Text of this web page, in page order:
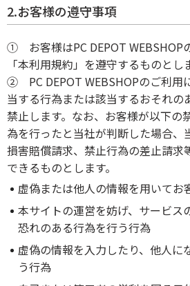
2.お客様の遵守事項
① お客様はPC DEPOT WEBSHOP
「本利用規約」を遵守するものとし
② PC DEPOT WEBSHOPのご利用
当する行為または該当するおそれの
禁止します。なお、お客様が以下の
為を行ったと当社が判断した場合、
損害賠償請求、禁止行為の差止請求
できるものとします。
虚偽または他人の情報を用いてお
本サイトの運営を妨げ、サービス
恐れのある行為を行う行為
虚偽の情報を入力したり、他人に
う行為